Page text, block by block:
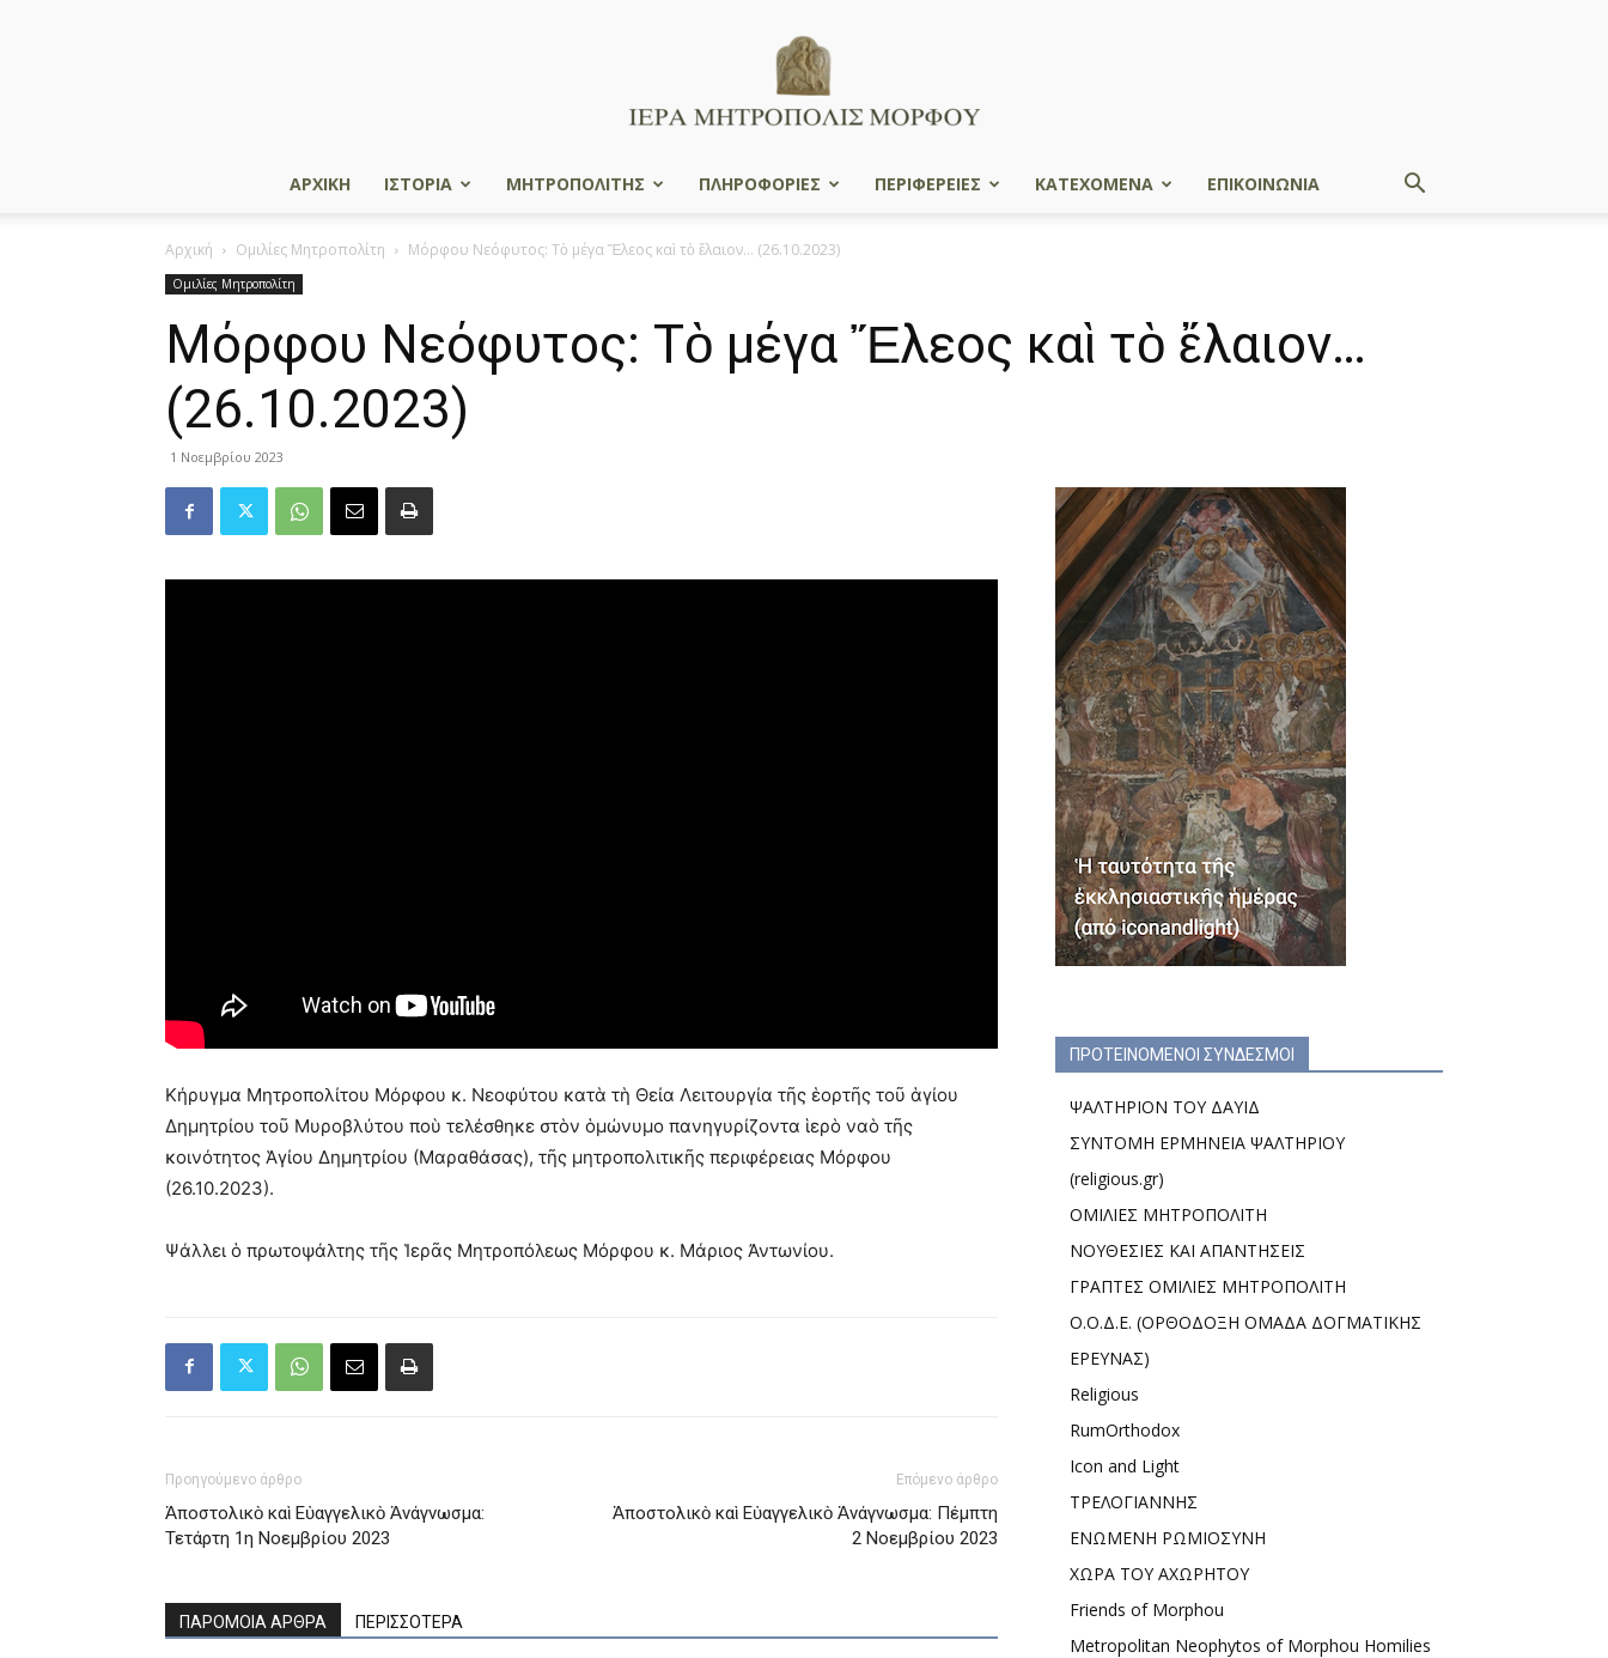
ΑΡΧΙΚΗ ΙΣΤΟΡΙΑ ΜΗΤΡΟΠΟΛΙΤΗΣ ΠΛΗΡΟΦΟΡΙΕΣ ΠΕΡΙΦΕΡΕΙΕΣ ΚΑΤΕΧΟΜΕΝΑ ΕΠΙΚΟΙΝΩΝΙΑ
Αρχική Ομιλίες Μητροπολίτη Μόρφου Νεόφυτος: Τὸ μέγα Ἔλεος καὶ τὸ ἔλαιον… (26.10.2023)
Ομιλίες Μητροπολίτη
Μόρφου Νεόφυτος: Τὸ μέγα Ἔλεος καὶ τὸ ἔλαιον…
(26.10.2023)
1 Νοεμβρίου 2023
Κήρυγμα Μητροπολίτου Μόρφου κ. Νεοφύτου κατὰ τὴ Θεία Λειτουργία τῆς ἑορτῆς τοῦ ἁγίου
Δημητρίου τοῦ Μυροβλύτου ποὺ τελέσθηκε στὸν ὁμώνυμο πανηγυρίζοντα ἱερὸ ναὸ τῆς
κοινότητος Ἁγίου Δημητρίου (Μαραθάσας), τῆς μητροπολιτικῆς περιφέρειας Μόρφου
(26.10.2023).
Ψάλλει ὁ πρωτοψάλτης τῆς Ἱερᾶς Μητροπόλεως Μόρφου κ. Μάριος Ἀντωνίου.
Προηγούμενο άρθρο
Ἀποστολικὸ καὶ Εὐαγγελικὸ Ἀνάγνωσμα:
Τετάρτη 1η Νοεμβρίου 2023
Επόμενο άρθρο
Ἀποστολικὸ καὶ Εὐαγγελικὸ Ἀνάγνωσμα: Πέμπτη
2 Νοεμβρίου 2023
ΠΑΡΟΜΟΙΑ ΑΡΘΡΑ ΠΕΡΙΣΣΟΤΕΡΑ
ΠΡΟΤΕΙΝΟΜΕΝΟΙ ΣΥΝΔΕΣΜΟΙ
ΨΑΛΤΗΡΙΟΝ ΤΟΥ ΔΑΥΙΔ
ΣΥΝΤΟΜΗ ΕΡΜΗΝΕΙΑ ΨΑΛΤΗΡΙΟΥ
(religious.gr)
ΟΜΙΛΙΕΣ ΜΗΤΡΟΠΟΛΙΤΗ
ΝΟΥΘΕΣΙΕΣ ΚΑΙ ΑΠΑΝΤΗΣΕΙΣ
ΓΡΑΠΤΕΣ ΟΜΙΛΙΕΣ ΜΗΤΡΟΠΟΛΙΤΗ
Ο.Ο.Δ.Ε. (ΟΡΘΟΔΟΞΗ ΟΜΑΔΑ ΔΟΓΜΑΤΙΚΗΣ
ΕΡΕΥΝΑΣ)
Religious
RumOrthodox
Icon and Light
ΤΡΕΛΟΓΙΑΝΝΗΣ
ΕΝΩΜΕΝΗ ΡΩΜΙΟΣΥΝΗ
ΧΩΡΑ ΤΟΥ ΑΧΩΡΗΤΟΥ
Friends of Morphou
Metropolitan Neophytos of Morphou Homilies